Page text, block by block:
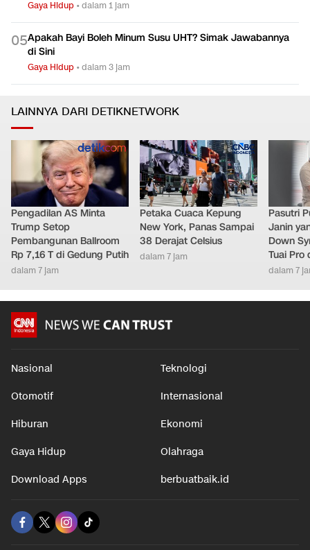
Gaya Hidup •dalam 1 jam
05Apakah Bayi Boleh Minum Susu UHT? Simak Jawabannya
di Sini
Gaya Hidup •dalam 3 jam
LAINNYA DARI DETIKNETWORK
Pengadilan AS Minta
Trump Setop
Pembangunan Ballroom
Rp 7,16 T di Gedung Putih
dalam 7 jam
Petaka Cuaca Kepung
New York, Panas Sampai
38 Derajat Celsius
dalam 7 jam
Pasutri
Janin
Down
Tuai Pro
dalam 7
Nasional Teknologi
Otomotif Internasional
Hiburan Ekonomi
Gaya Hidup Olahraga
Download Apps berbuatbaik.id